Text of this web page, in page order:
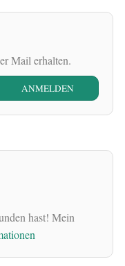
Mail erhalten.
hast! Mein